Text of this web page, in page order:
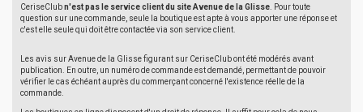
CeriseClubn'est pas le service client du site Avenue de la Glisse . Pour toute
question sur une commande, seule la boutique est apte à vous apporter une réponse et
c'est elle seule qui doit être contactée via son service client.
Les avis sur Avenue de la Glisse figurant sur CeriseClub ont été modérés avant
publication. En outre, un numéro de commande est demandé, permettant de pouvoir
vérifier le cas échéant auprès du commerçant concerné l'existence réelle de la
commande.